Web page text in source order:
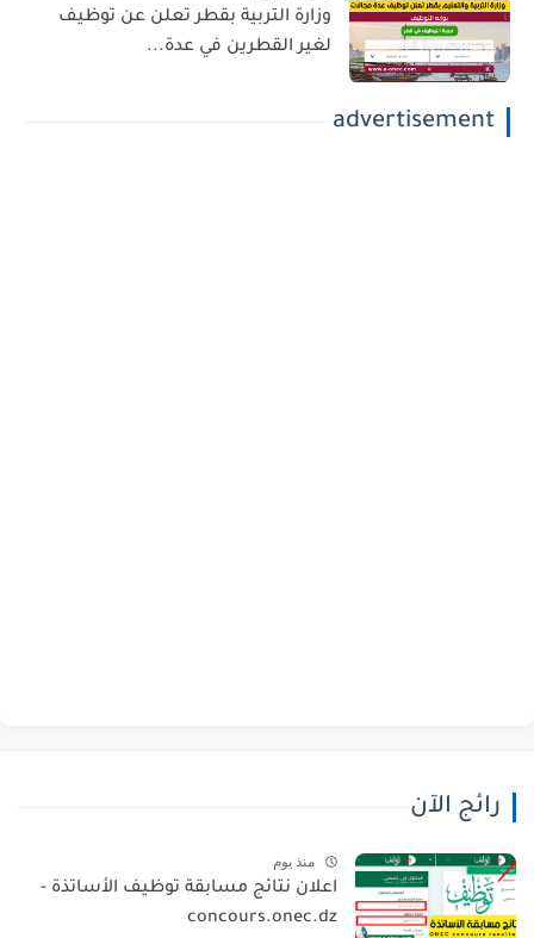
وزارة التربية بقطر تعلن عن توظيف
لغير القطرين في عدة...
advertisement
رائج الآن
منذ يوم
اعلان نتائج مسابقة توظيف الأساتذة -
concours.onec.dz